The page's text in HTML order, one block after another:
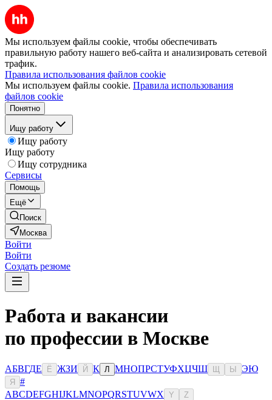
Мы используем файлы cookie, чтобы обеспечивать
правильную работу нашего веб-сайта и анализировать сетевой
трафик.
Правила использования файлов cookie
Мы используем файлы cookie. Правила использования
файлов cookie
Понятно
Ищу работу
Ищу работу
Ищу работу
Ищу сотрудника
Сервисы
Помощь
Ещё
Поиск
Москва
Войти
Войти
Создать резюме
Работа и вакансии
по профессии в Москве
АБВГДЕ Ё ЖЗИ Й К Л МНОПРСТУФХЦЧШ Ы ЭЮ
Я
#
ABCDEFGHIJKLMNOPQRSTUVWX Y Z